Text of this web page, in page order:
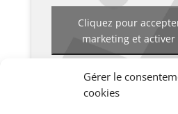
Gérer le
cookies
Cliquez pour
marketing et activer